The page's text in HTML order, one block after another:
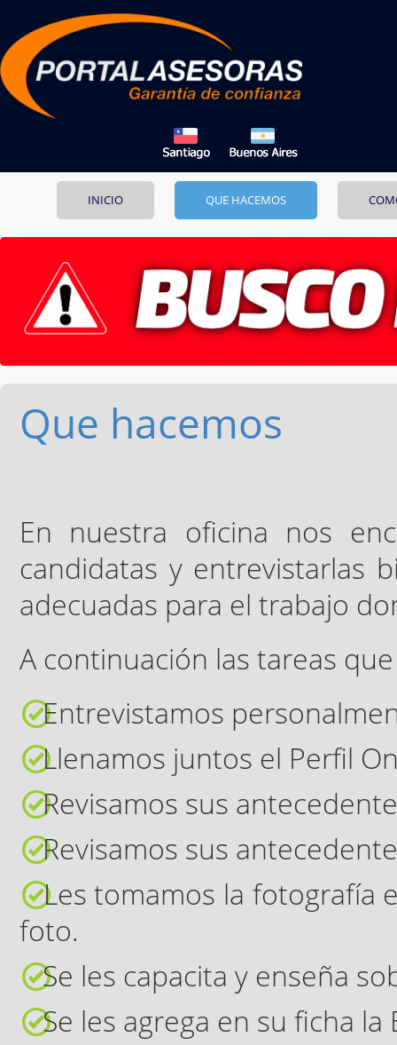
INICIO QUE HACEMOS
Que hacemos
En nuestra oficina nos
candidatas y entrevistarlas
adecuadas para el trabajo
A continuación las tareas
Entrevistamos
Llenamos juntos el Perfil
Revisamos sus
Revisamos sus
Les tomamos la fotografía
foto.
Se les capacita y enseña
Se les agrega en su ficha la